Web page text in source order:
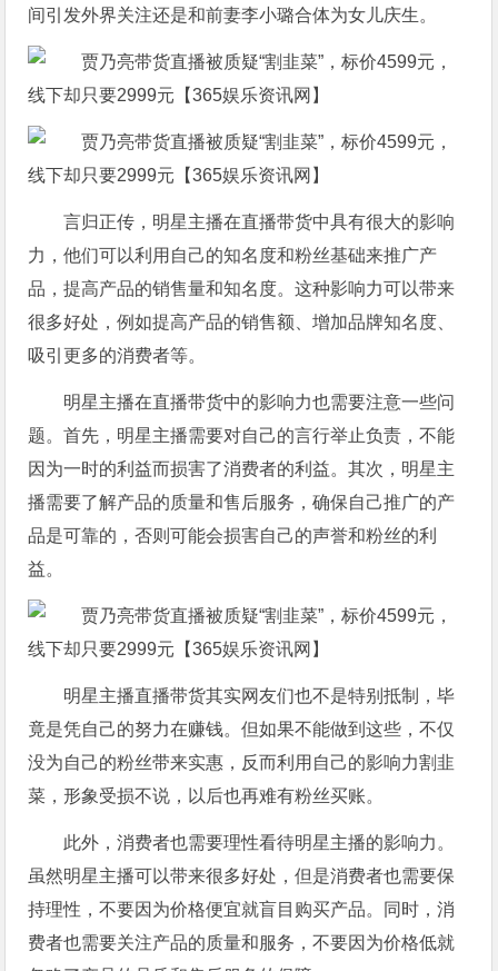
间引发外界关注还是和前妻李小璐合体为女儿庆生。
言归正传，明星主播在直播带货中具有很大的影响
力，他们可以利用自己的知名度和粉丝基础来推广产
品，提高产品的销售量和知名度。这种影响力可以带来
很多好处，例如提高产品的销售额、增加品牌知名度、
吸引更多的消费者等。
明星主播在直播带货中的影响力也需要注意一些问
题。首先，明星主播需要对自己的言行举止负责，不能
因为一时的利益而损害了消费者的利益。其次，明星主
播需要了解产品的质量和售后服务，确保自己推广的产
品是可靠的，否则可能会损害自己的声誉和粉丝的利
益。
明星主播直播带货其实网友们也不是特别抵制，毕
竟是凭自己的努力在赚钱。但如果不能做到这些，不仅
没为自己的粉丝带来实惠，反而利用自己的影响力割韭
菜，形象受损不说，以后也再难有粉丝买账。
此外，消费者也需要理性看待明星主播的影响力。
虽然明星主播可以带来很多好处，但是消费者也需要保
持理性，不要因为价格便宜就盲目购买产品。同时，消
费者也需要关注产品的质量和服务，不要因为价格低就